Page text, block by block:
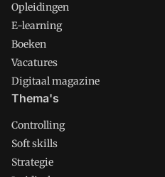
Opleidingen
E-learning
Boeken
Vacatures
Digitaal magazine
Thema's
Controlling
Soft skills
Strategie